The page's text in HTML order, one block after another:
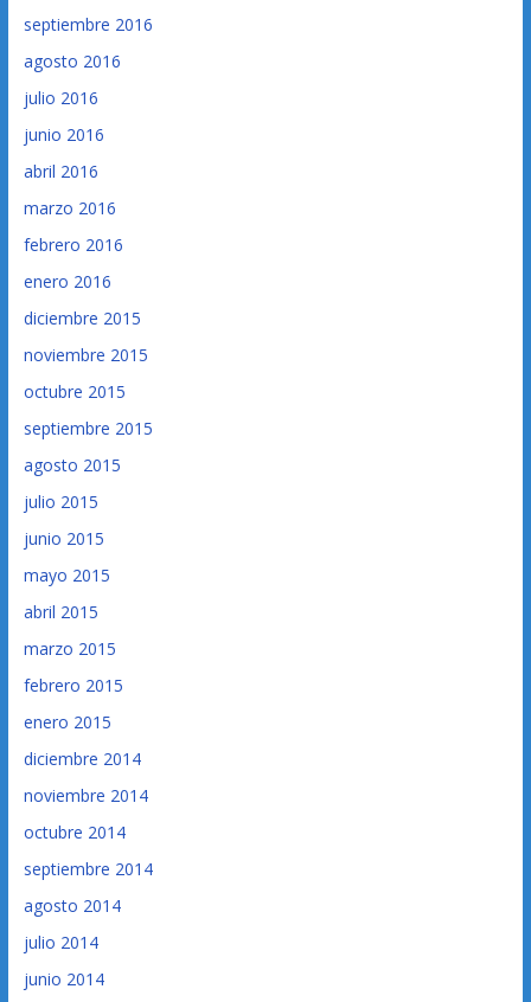
septiembre 2016
agosto 2016
julio 2016
junio 2016
abril 2016
marzo 2016
febrero 2016
enero 2016
diciembre 2015
noviembre 2015
octubre 2015
septiembre 2015
agosto 2015
julio 2015
junio 2015
mayo 2015
abril 2015
marzo 2015
febrero 2015
enero 2015
diciembre 2014
noviembre 2014
octubre 2014
septiembre 2014
agosto 2014
julio 2014
junio 2014